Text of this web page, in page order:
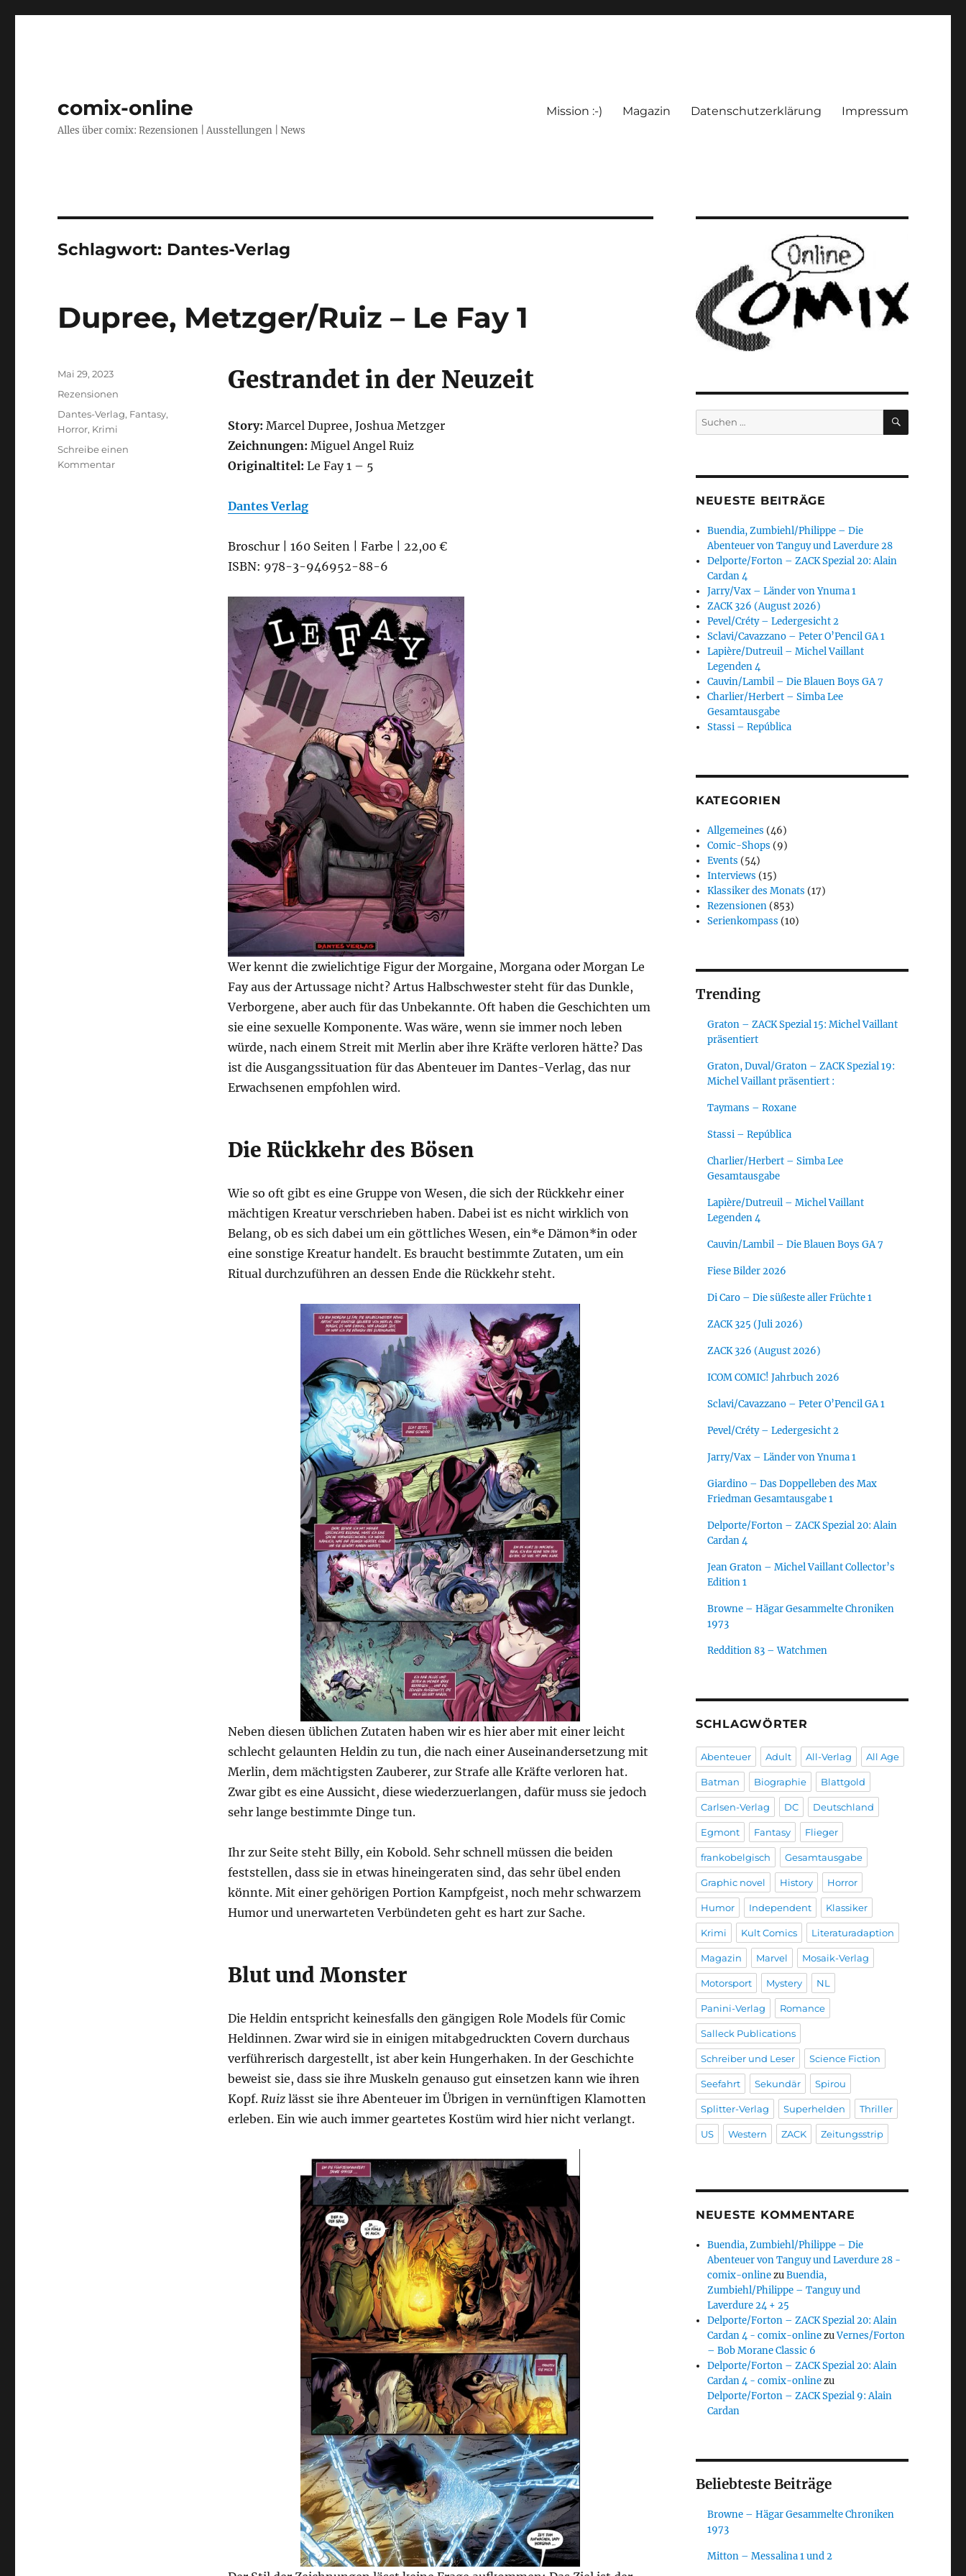
comix-online
Alles über comix: Rezensionen | Ausstellungen | News
Mission :-) Magazin Datenschutzerklärung Impressum
Schlagwort: Dantes-Verlag
Dupree, Metzger/Ruiz – Le Fay 1
Gestrandet in der Neuzeit
Story: Marcel Dupree, Joshua Metzger
Zeichnungen: Miguel Angel Ruiz
Originaltitel: Le Fay 1 – 5
Dantes Verlag
Broschur | 160 Seiten | Farbe | 22,00 €
ISBN: 978-3-946952-88-6
Wer kennt die zwielichtige Figur der Morgaine, Morgana oder Morgan Le
Fay aus der Artussage nicht? Artus Halbschwester steht für das Dunkle,
Verborgene, aber auch für das Unbekannte. Oft haben die Geschichten um
sie eine sexuelle Komponente. Was wäre, wenn sie immer noch leben
würde, nach einem Streit mit Merlin aber ihre Kräfte verloren hätte? Das
ist die Ausgangssituation für das Abenteuer im Dantes-Verlag, das nur
Erwachsenen empfohlen wird.
Die Rückkehr des Bösen
Wie so oft gibt es eine Gruppe von Wesen, die sich der Rückkehr einer
mächtigen Kreatur verschrieben haben. Dabei ist es nicht wirklich von
Belang, ob es sich dabei um ein göttliches Wesen, ein*e Dämon*in oder
eine sonstige Kreatur handelt. Es braucht bestimmte Zutaten, um ein
Ritual durchzuführen an dessen Ende die Rückkehr steht.
Neben diesen üblichen Zutaten haben wir es hier aber mit einer leicht
schlecht gelaunten Heldin zu tun, die nach einer Auseinandersetzung mit
Merlin, dem mächtigsten Zauberer, zur Strafe alle Kräfte verloren hat.
Zwar gibt es eine Aussicht, diese wiederzuerlangen, dafür muss sie jedoch
sehr lange bestimmte Dinge tun.
Ihr zur Seite steht Billy, ein Kobold. Sehr schnell müssen die beiden
feststellen, dass sie in etwas hineingeraten sind, das sehr übel enden
könnte. Mit einer gehörigen Portion Kampfgeist, noch mehr schwarzem
Humor und unerwarteten Verbündeten geht es hart zur Sache.
Blut und Monster
Die Heldin entspricht keinesfalls den gängigen Role Models für Comic
Heldinnen. Zwar wird sie in einigen mitabgedruckten Covern durchaus
verführerisch dargestellt, ist aber kein Hungerhaken. In der Geschichte
beweist sie, dass sie ihre Muskeln genauso gut einsetzen kann wie ihren
Kopf. Ruizlässt sie ihre Abenteuer im Übrigen in vernünftigen Klamotten
erleben. Ein wie auch immer geartetes Kostüm wird hier nicht verlangt.
Veröffentlicht
Mai 29, 2023
Kategorien
Rezensionen
Schlagwörter
Dantes-Verlag, Fantasy,
Horror, Krimi
Schreibe einen
Kommentarzu
Suchen
nach:
SUCHEN
NEUESTE BEITRÄGE
Buendia, Zumbiehl/Philippe – Die
Abenteuer von Tanguy und Laverdure 28
Delporte/Forton – ZACK Spezial 20: Alain
Cardan 4
Jarry/Vax – Länder von Ynuma 1
ZACK 326 (August 2026)
Pevel/Créty – Ledergesicht 2
Sclavi/Cavazzano – Peter O’Pencil GA 1
Lapière/Dutreuil – Michel Vaillant
Legenden 4
Cauvin/Lambil – Die Blauen Boys GA 7
Charlier/Herbert – Simba Lee
Gesamtausgabe
Stassi – República
KATEGORIEN
Allgemeines (46)
Comic-Shops (9)
Events (54)
Interviews (15)
Klassiker des Monats (17)
Rezensionen (853)
Serienkompass (10)
Trending
Graton – ZACK Spezial 15: Michel Vaillant
präsentiert
Graton, Duval/Graton – ZACK Spezial 19:
Michel Vaillant präsentiert :
Taymans – Roxane
Stassi – República
Charlier/Herbert – Simba Lee
Gesamtausgabe
Lapière/Dutreuil – Michel Vaillant
Legenden 4
Cauvin/Lambil – Die Blauen Boys GA 7
Fiese Bilder 2026
Di Caro – Die süßeste aller Früchte 1
ZACK 325 (Juli 2026)
ZACK 326 (August 2026)
ICOM COMIC! Jahrbuch 2026
Sclavi/Cavazzano – Peter O’Pencil GA 1
Pevel/Créty – Ledergesicht 2
Jarry/Vax – Länder von Ynuma 1
Giardino – Das Doppelleben des Max
Friedman Gesamtausgabe 1
Delporte/Forton – ZACK Spezial 20: Alain
Cardan 4
Jean Graton – Michel Vaillant Collector’s
Edition 1
Browne – Hägar Gesammelte Chroniken
1973
Reddition 83 – Watchmen
SCHLAGWÖRTER
Abenteuer Adult All-Verlag All Age
Batman Biographie Blattgold
Carlsen-Verlag DC Deutschland
Egmont Fantasy Flieger
frankobelgisch Gesamtausgabe
Graphic novel History Horror
Humor Independent Klassiker
Krimi Kult Comics Literaturadaption
Magazin Marvel Mosaik-Verlag
Motorsport Mystery NL
Panini-Verlag Romance
Salleck Publications
Schreiber und Leser Science Fiction
Seefahrt Sekundär Spirou
Splitter-Verlag Superhelden Thriller
US Western ZACK Zeitungsstrip
NEUESTE KOMMENTARE
Buendia, Zumbiehl/Philippe – Die
Abenteuer von Tanguy und Laverdure 28 -
comix-onlinezuBuendia,
Zumbiehl/Philippe – Tanguy und
Laverdure 24 + 25
Delporte/Forton – ZACK Spezial 20: Alain
Cardan 4 - comix-onlinezuVernes/Forton
– Bob Morane Classic 6
Delporte/Forton – ZACK Spezial 20: Alain
Cardan 4 - comix-onlinezu
Delporte/Forton – ZACK Spezial 9: Alain
Cardan
Beliebteste Beiträge
Browne – Hägar Gesammelte Chroniken
1973
Mitton – Messalina 1 und 2